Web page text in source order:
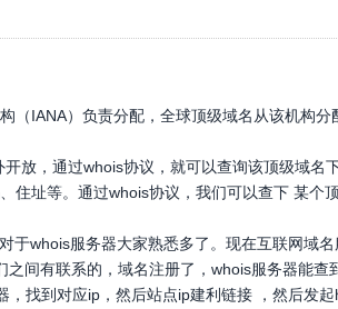
（IANA）负责分配，全球顶级域名从该机构
放，通过whois协议，就可以查询该顶级域
住址等。通过whois协议，我们可以查下 某个
于whois服务器大家熟悉多了。现在互联网域
间有联系的，域名注册了，whois服务器能
，找到对应ip，然后站点ip建利链接 ，然后发